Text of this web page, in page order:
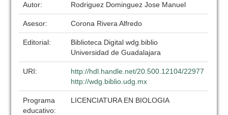
Autor: Rodriguez Dominguez Jose Manuel
Asesor: Corona Rivera Alfredo
Editorial:
Biblioteca Digital wdg.biblio
Universidad de Guadalajara
URI:
http://hdl.handle.net/20.500.12104/22977
http://wdg.biblio.udg.mx
Programa
educativo:
LICENCIATURA EN BIOLOGIA